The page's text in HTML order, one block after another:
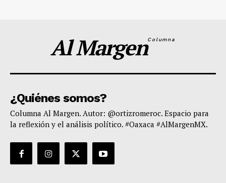
Al MargenColumna
¿Quiénes somos?
Columna Al Margen. Autor: @ortizromeroc. Espacio para
la reflexión y el análisis político. #Oaxaca #AlMargenMX.